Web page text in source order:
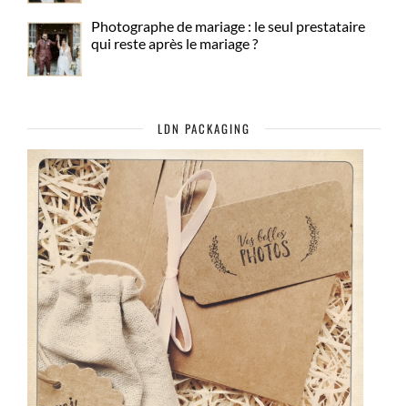
Photographe de mariage : le seul prestataire
qui reste après le mariage ?
LDN PACKAGING